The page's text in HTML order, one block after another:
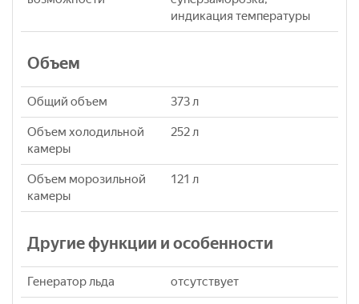
индикация температуры
Объем
Общий объем 373 л
Объем холодильной
камеры
252 л
Объем морозильной
камеры
121 л
Другие функции и особенности
Генератор льда отсутствует